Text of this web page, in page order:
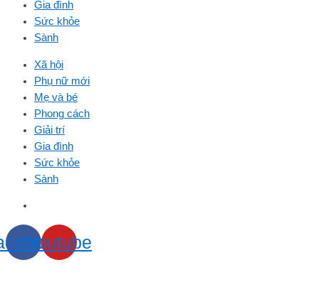
Gia đình
Sức khỏe
Sành
Xã hội
Phụ nữ mới
Mẹ và bé
Phong cách
Giải trí
Gia đình
Sức khỏe
Sành
Youtube